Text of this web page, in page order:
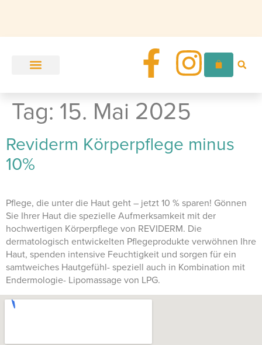
Tag: 15. Mai 2025
Reviderm Körperpflege minus
10%
Pflege, die unter die Haut geht – jetzt 10 % sparen! Gönnen
Sie Ihrer Haut die spezielle Aufmerksamkeit mit der
hochwertigen Körperpflege von REVIDERM. Die
dermatologisch entwickelten Pflegeprodukte verwöhnen Ihre
Haut, spenden intensive Feuchtigkeit und sorgen für ein
samtweiches Hautgefühl- speziell auch in Kombination mit
Endermologie- Lipomassage von LPG.